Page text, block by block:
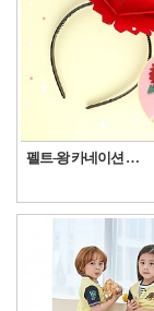
펠트-왕 카네이션 …